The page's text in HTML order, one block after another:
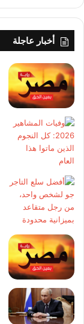
أخبار عاجلة